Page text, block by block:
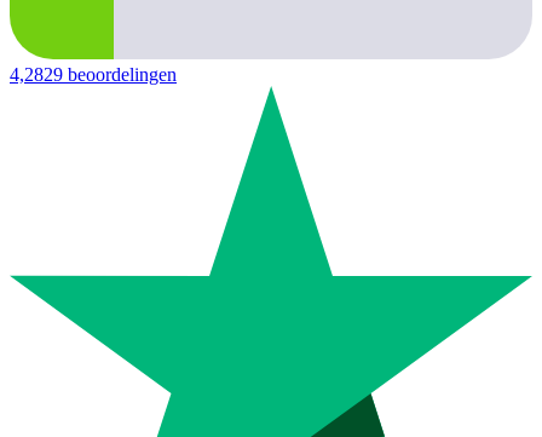
4,2829 beoordelingen